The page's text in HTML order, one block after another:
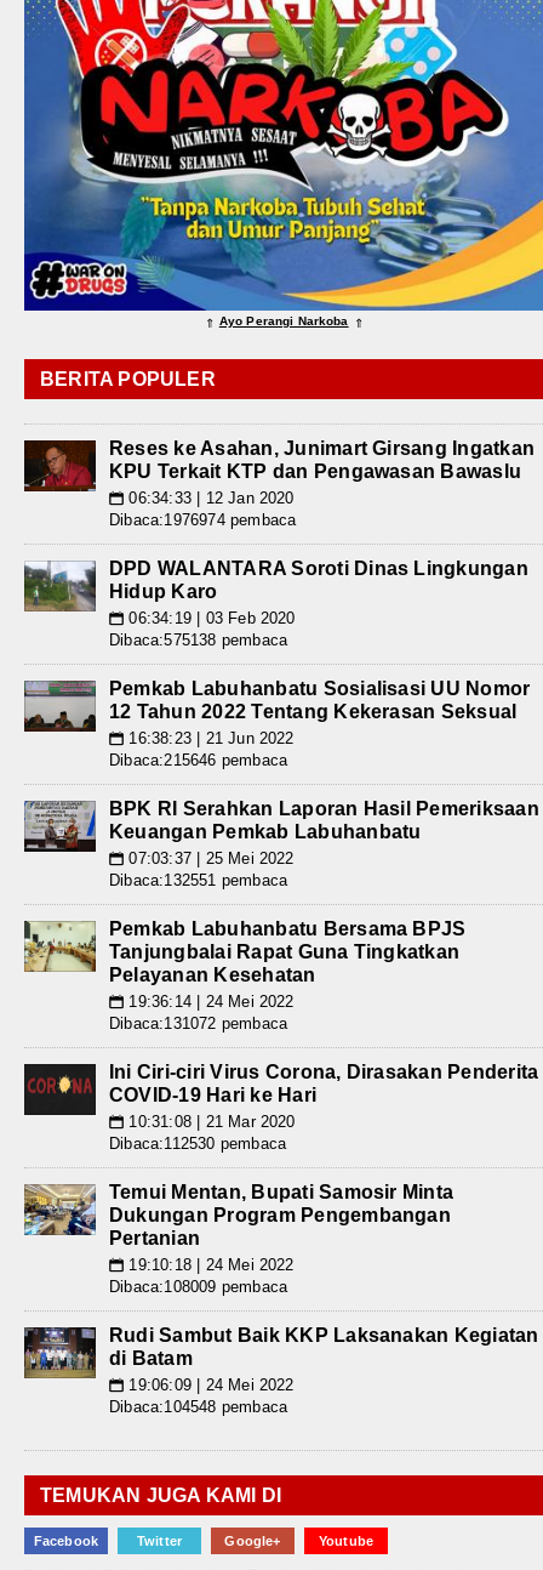
⇑ Ayo Perangi Narkoba ⇑
BERITA POPULER
Reses ke Asahan, Junimart Girsang Ingatkan
KPU Terkait KTP dan Pengawasan Bawaslu
📅 06:34:33 | 12 Jan 2020
Dibaca:1976974 pembaca
DPD WALANTARA Soroti Dinas Lingkungan
Hidup Karo
📅 06:34:19 | 03 Feb 2020
Dibaca:575138 pembaca
Pemkab Labuhanbatu Sosialisasi UU Nomor
12 Tahun 2022 Tentang Kekerasan Seksual
📅 16:38:23 | 21 Jun 2022
Dibaca:215646 pembaca
BPK RI Serahkan Laporan Hasil Pemeriksaan
Keuangan Pemkab Labuhanbatu
📅 07:03:37 | 25 Mei 2022
Dibaca:132551 pembaca
Pemkab Labuhanbatu Bersama BPJS
Tanjungbalai Rapat Guna Tingkatkan
Pelayanan Kesehatan
📅 19:36:14 | 24 Mei 2022
Dibaca:131072 pembaca
Ini Ciri-ciri Virus Corona, Dirasakan Penderita
COVID-19 Hari ke Hari
📅 10:31:08 | 21 Mar 2020
Dibaca:112530 pembaca
Temui Mentan, Bupati Samosir Minta
Dukungan Program Pengembangan
Pertanian
📅 19:10:18 | 24 Mei 2022
Dibaca:108009 pembaca
Rudi Sambut Baik KKP Laksanakan Kegiatan
di Batam
📅 19:06:09 | 24 Mei 2022
Dibaca:104548 pembaca
TEMUKAN JUGA KAMI DI
Facebook Twitter Google+ Youtube